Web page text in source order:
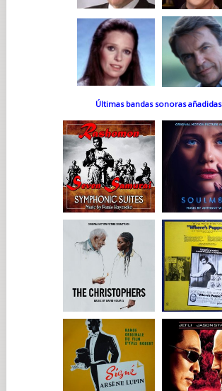
Últimas bandas sonoras añadidas